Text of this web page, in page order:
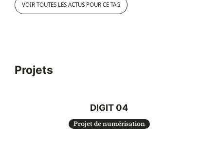
VOIR TOUTES LES ACTUS POUR CE TAG
Projets
DIGIT 04
Projet de numérisation